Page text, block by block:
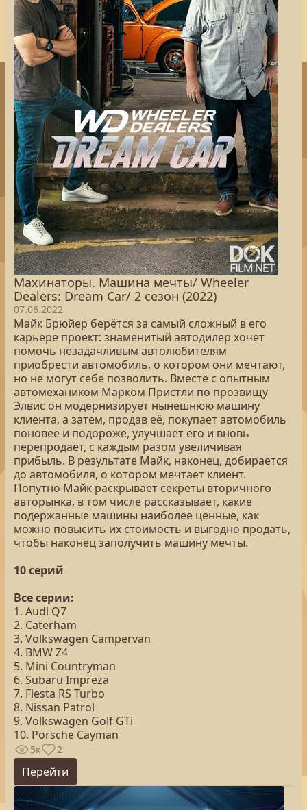
Махинаторы. Машина мечты/ Wheeler
Dealers: Dream Car/ 2 сезон (2022)
07.06.2022
Майк Брюйер берётся за самый сложный в его
карьере проект: знаменитый автодилер хочет
помочь незадачливым автолюбителям
приобрести автомобиль, о котором они мечтают,
но не могут себе позволить. Вместе с опытным
автомехаником Марком Пристли по прозвищу
Элвис он модернизирует нынешнюю машину
клиента, а затем, продав её, покупает автомобиль
поновее и подороже, улучшает его и вновь
перепродаёт, с каждым разом увеличивая
прибыль. В результате Майк, наконец, добирается
до автомобиля, о котором мечтает клиент.
Попутно Майк раскрывает секреты вторичного
авторынка, в том числе рассказывает, какие
подержанные машины наиболее ценные, как
можно повысить их стоимость и выгодно продать,
чтобы наконец заполучить машину мечты.
10 серий
Все серии:
1. Audi Q7
2. Caterham
3. Volkswagen Campervan
4. BMW Z4
5. Mini Countryman
6. Subaru Impreza
7. Fiesta RS Turbo
8. Nissan Patrol
9. Volkswagen Golf GTi
10. Porsche Cayman
5к 2
Перейти